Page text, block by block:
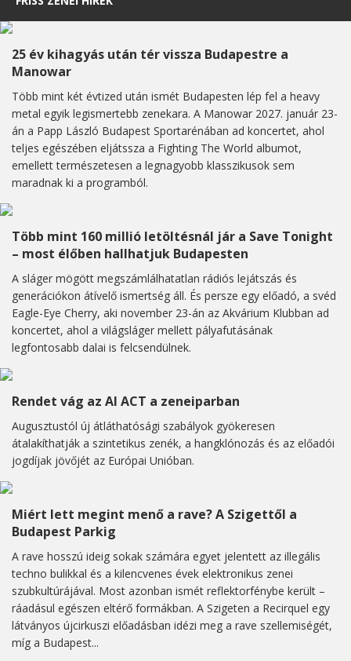
25 év kihagyás után tér vissza Budapestre a
Manowar
Több mint két évtized után ismét Budapesten lép fel a heavy
metal egyik legismertebb zenekara. A Manowar 2027. január 23-
án a Papp László Budapest Sportarénában ad koncertet, ahol
teljes egészében eljátssza a Fighting The World albumot,
emellett természetesen a legnagyobb klasszikusok sem
maradnak ki a programból.
Több mint 160 millió letöltésnál jár a Save Tonight
– most élőben hallhatjuk Budapesten
A sláger mögött megszámlálhatatlan rádiós lejátszás és
generációkon átívelő ismertség áll. És persze egy előadó, a svéd
Eagle-Eye Cherry, aki november 23-án az Akvárium Klubban ad
koncertet, ahol a világsláger mellett pályafutásának
legfontosabb dalai is felcsendülnek.
Rendet vág az AI ACT a zeneiparban
Augusztustól új átláthatósági szabályok gyökeresen
átalakíthatják a szintetikus zenék, a hangklónozás és az előadói
jogdíjak jövőjét az Európai Unióban.
Miért lett megint menő a rave? A Szigettől a
Budapest Parkig
A rave hosszú ideig sokak számára egyet jelentett az illegális
techno bulikkal és a kilencvenes évek elektronikus zenei
szubkultúrájával. Most azonban ismét reflektorfénybe került –
ráadásul egészen eltérő formákban. A Szigeten a Recirquel egy
látványos újcirkuszi előadásban idézi meg a rave szellemiségét,
míg a Budapest...